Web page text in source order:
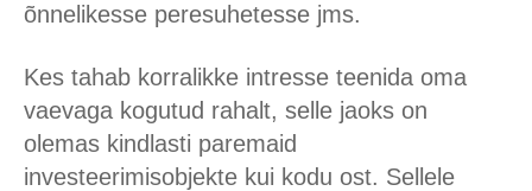
õnnelikesse peresuhetesse jms.
Kes tahab korralikke intresse teenida oma
vaevaga kogutud rahalt, selle jaoks on
olemas kindlasti paremaid
investeerimisobjekte kui kodu ost. Sellele